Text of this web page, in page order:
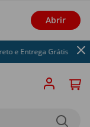
Abrir
e Entrega Grátis